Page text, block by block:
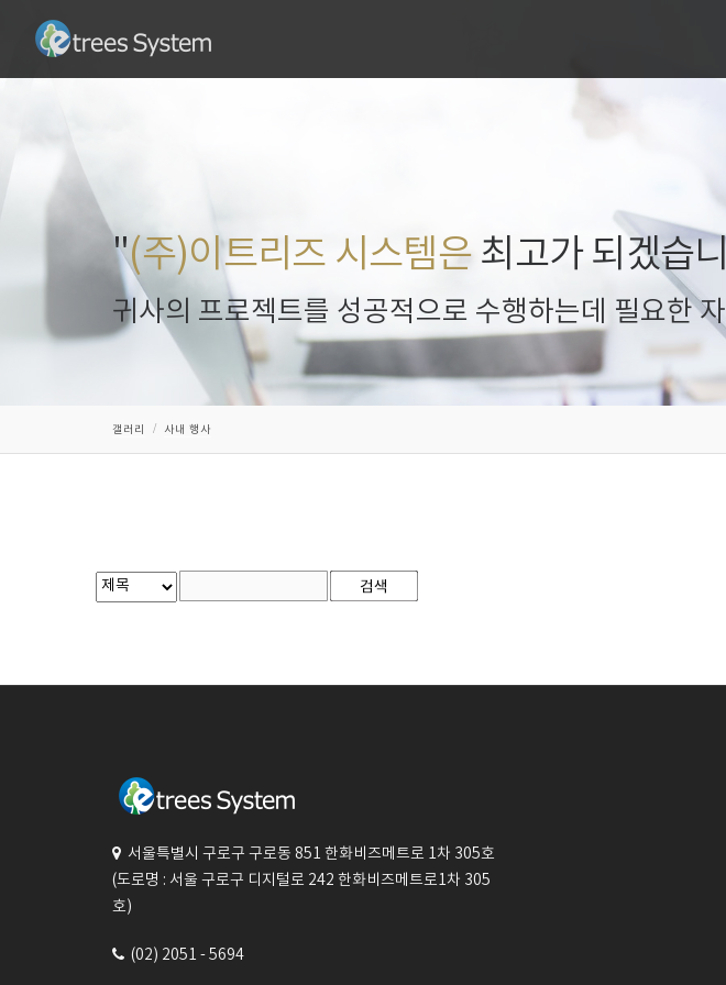
"(주)이트리즈 시스템은 최고가 되겠습
귀사의 프로젝트를 성공적으로 수행하는데 필요한
갤러리 사내 행사
서울특별시 구로구 구로동 851 한화비즈메트로 1차 305호
(도로명 : 서울 구로구 디지털로 242 한화비즈메트로1차 305
호)
(02) 2051 - 5694